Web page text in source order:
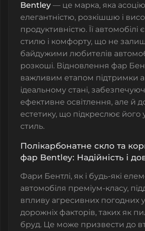
Bentley — це марка, яка
елегантністю, розкішшю і
продуктивністю. Її автомобілі
стилю і комфорту, що не
байдужими любителів
розкоші. Відновлення фар
важливим етапом підтримки
ідеальному стані,
ефективне освітлення, але й
естетику, що підкреслює його
стиль.
Полікарбонатне скло та
фар Bentley: Надійність і
Фари Бентлі, як і будь-які
автомобіля преміум-класу,
впливу агресивних погодних
дорожніх факторів, таких як
бруд. Це може призвести до